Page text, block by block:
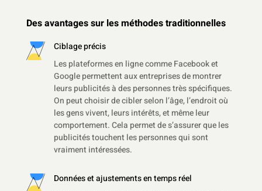
Des avantages sur les méthodes traditionnelles
Ciblage précis
Les plateformes en ligne comme Facebook et
Google permettent aux entreprises de montrer
leurs publicités à des personnes très spécifiques.
On peut choisir de cibler selon l’âge, l’endroit où
les gens vivent, leurs intérêts, et même leur
comportement. Cela permet de s’assurer que les
publicités touchent les personnes qui sont
vraiment intéressées.
Données et ajustements en temps réel